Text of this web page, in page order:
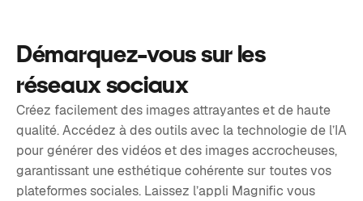
Démarquez-vous sur les
réseaux sociaux
Créez facilement des images attrayantes et de haute
qualité. Accédez à des outils avec la technologie de l’IA
pour générer des vidéos et des images accrocheuses,
garantissant une esthétique cohérente sur toutes vos
plateformes sociales. Laissez l’appli Magnific vous